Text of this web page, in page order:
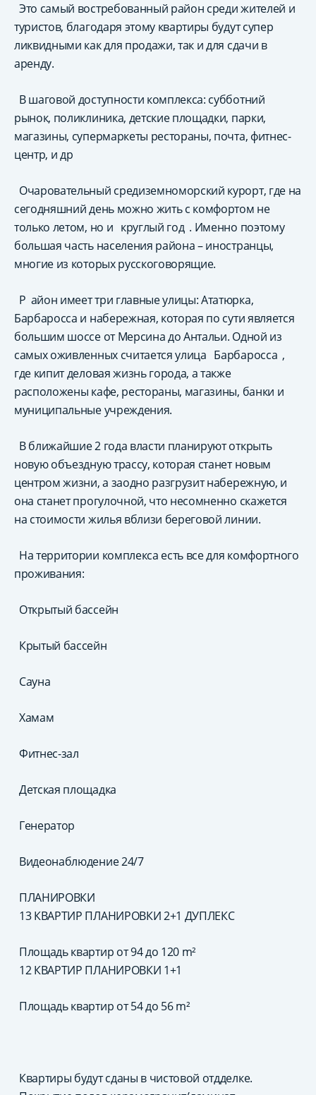
Это самый востребованный район среди жителей и
туристов, благодаря этому квартиры будут супер
ликвидными как для продажи, так и для сдачи в
аренду.
В шаговой доступности комплекса: субботний
рынок, поликлиника, детские площадки, парки,
магазины, супермаркеты рестораны, почта, фитнес-
центр, и др
Очаровательный средиземноморский курорт, где на
сегодняшний день можно жить с комфортом не
только летом, но и круглый год . Именно поэтому
большая часть населения района – иностранцы,
многие из которых русскоговорящие.
Р айон имеет три главные улицы: Ататюрка,
Барбаросса и набережная, которая по сути является
большим шоссе от Мерсина до Антальи. Одной из
самых оживленных считается улица Барбаросса ,
где кипит деловая жизнь города, а также
расположены кафе, рестораны, магазины, банки и
муниципальные учреждения.
В ближайшие 2 года власти планируют открыть
новую объездную трассу, которая станет новым
центром жизни, а заодно разгрузит набережную, и
она станет прогулочной, что несомненно скажется
на стоимости жилья вблизи береговой линии.
На территории комплекса есть все для комфортного
проживания:
Открытый бассейн
Крытый бассейн
Сауна
Хамам
Фитнес-зал
Детская площадка
Генератор
Видеонаблюдение 24/7
ПЛАНИРОВКИ
13 КВАРТИР ПЛАНИРОВКИ 2+1 ДУПЛЕКС
Площадь квартир от 94 до 120 m²
12 КВАРТИР ПЛАНИРОВКИ 1+1
Площадь квартир от 54 до 56 m²
Квартиры будут сданы в чистовой отдделке.